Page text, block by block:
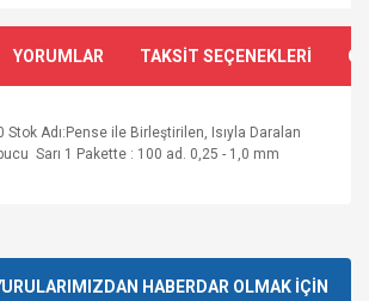
YORUMLAR TAKSİT SEÇENEKLERİ
Stok Adı:Pense ile Birleştirilen, Isıyla Daralan
Sarı 1 Pakette : 100 ad. 0,25 - 1,0 mm
iletebilirsiniz.
için teşekkür ederiz.HABERDAR OLMAK İÇİN